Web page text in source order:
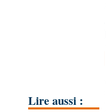
Lire aussi :